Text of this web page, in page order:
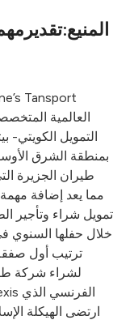
التمويل
طيران الجزيرة
مما يعد إضافة
تمويل شراء وتأجير
خلال حفلها السنوي
ترتيب أول
ارتضى الهيكلة